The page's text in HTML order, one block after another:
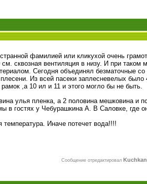
фамилией или кликухой очень
сквозная вентиляция в низу. И при таком
Сегодня объединял безматочные
Из всей пасеки заплесневелых было
,а 10 ил и 11 и этого могло бы не быть.
улья пленка, а 2 половина мешковина и
гостях у Чебурашкина А. В Саловке, где
Иначе потечет вода!!!!
Сообщение отредактировал